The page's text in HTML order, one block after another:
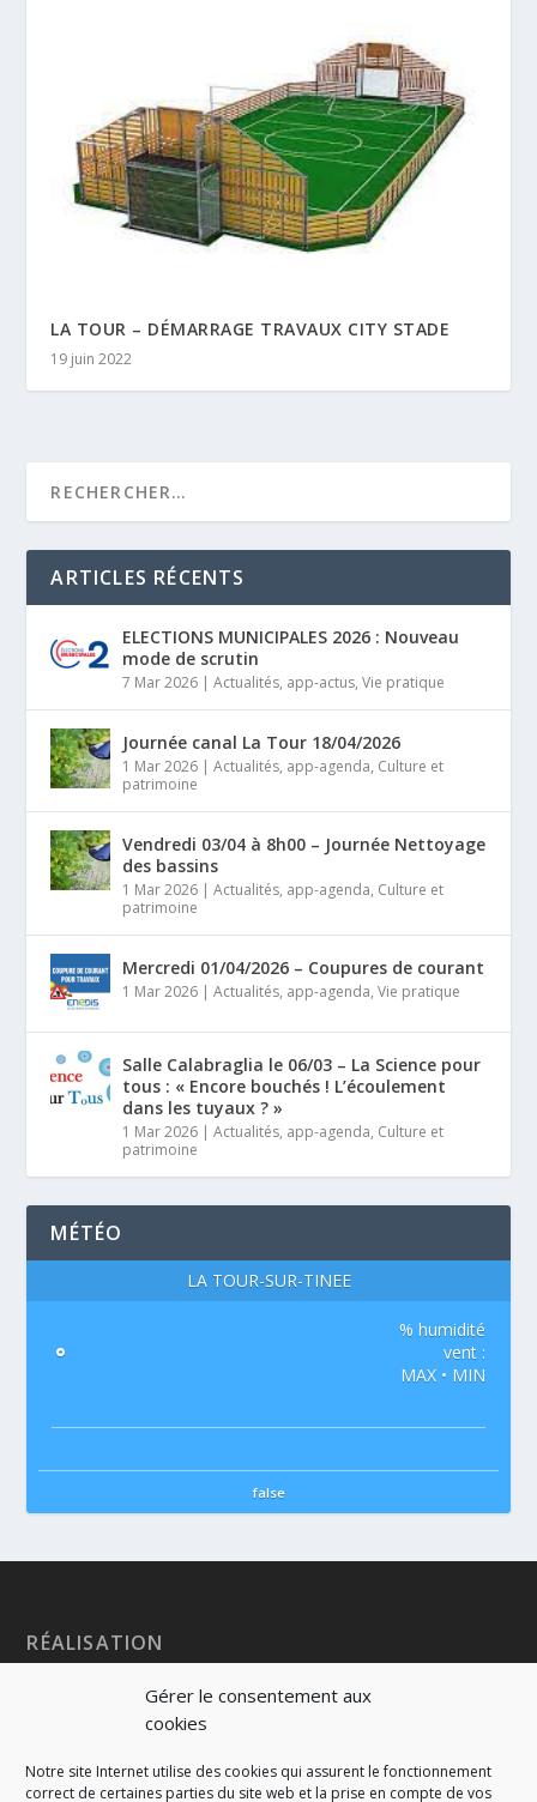
Gérer le consentement aux
cookies
Notre site Internet utilise des cookies qui assurent le fonctionnement
correct de certaines parties du site web et la prise en compte de vos
LA TOUR – DÉMARRAGE TRAVAUX CITY STADE
19 juin 2022
ARTICLES RÉCENTS
ELECTIONS MUNICIPALES 2026 : Nouveau
mode de scrutin
7 Mar 2026 |Actualités, app-actus,Vie pratique
Journée canal La Tour 18/04/2026
1 Mar 2026 |Actualités, app-agenda, Culture et
patrimoine
Vendredi 03/04 à 8h00 – Journée Nettoyage
des bassins
1 Mar 2026 |Actualités, app-agenda, Culture et
patrimoine
Mercredi 01/04/2026 – Coupures de courant
1 Mar 2026 |Actualités, app-agenda,Vie pratique
Salle Calabraglia le 06/03 – La Science pour
tous : « Encore bouchés ! L’écoulement
dans les tuyaux ? »
1 Mar 2026 |Actualités, app-agenda, Culture et
patrimoine
MÉTÉO
LA TOUR-SUR-TINÉE
°
% humidité
vent :
MAX • MIN
false
RÉALISATION